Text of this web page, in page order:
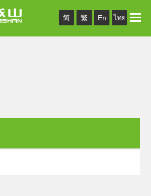
简 繁 En ไทย Toggle